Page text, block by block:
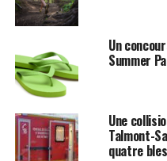
Un
Summer
Une
Talmont-
quatre